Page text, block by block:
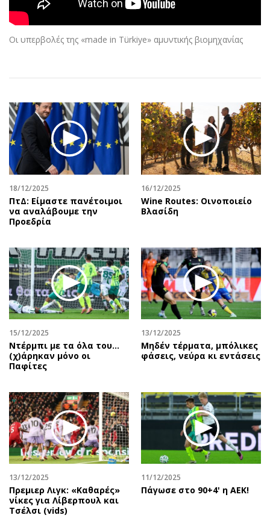
Αθλητισμός
Κύπρος
Ελλάδα
Κληρώσεις Allwyn
Οικονομία
Real Estate
Επιχειρήσεις
Αγορές
Money Review
AstroBank Properties
Trends
Ναυτιλία
Περιβάλλον
Ελλάδα
Κόσμος
Πολιτισμός
Σινεμά
Μουσική
Εικαστικά
Βιβλίο
Χειρόγραφα
Geek
Νέα
Κινητά-tablets
Αυτοκίνηση
Πολιτική
Οικονομία
Γενικά
Αναδρομές
Πρόσωπα
Περιβάλλον
Showbiz
Ταξίδια
Συνταγές
Έξοδος
Εκπομπές
Wine routes
Uncut
Προσφορές
Προσωπικότητες στην ''Κ''
Επιστολές
Οι υπερβολές της «made in Türkiye» αμυντικής βιομηχανίας
18/12/2025
ΠτΔ: Είμαστε πανέτοιμοι
να αναλάβουμε την
Προεδρία
16/12/2025
Wine Routes: Οινοποιείο
Βλασίδη
15/12/2025
Ντέρμπι με τα όλα του…
(χ)άρηκαν μόνο οι
Παφίτες
13/12/2025
Μηδέν τέρματα, μπόλικες
φάσεις, νεύρα κι εντάσεις
13/12/2025
Πρεμιερ Λιγκ: «Καθαρές»
νίκες για Λίβερπουλ και
Τσέλσι (vids)
11/12/2025
Πάγωσε στο 90+4' η ΑΕΚ!